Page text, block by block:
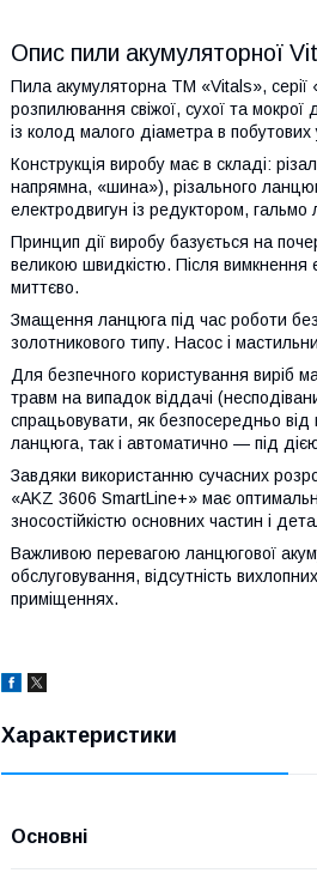
Опис пили акумуляторної
Пила акумуляторна ТМ «Vitals»,
розпилювання свіжої, сухої та мокрої
із колод малого діаметра в побутових
Конструкція виробу має в складі:
напрямна, «шина»), різального
електродвигун із редуктором, гальмо
Принцип дії виробу базується на
великою швидкістю. Після вимкнення
миттєво.
Змащення ланцюга під час роботи
золотникового типу. Насос і
Для безпечного користування виріб
травм на випадок віддачі
спрацьовувати, як безпосередньо
ланцюга, так і автоматично — під
Завдяки використанню сучасних
«AKZ 3606 SmartLine+» має
зносостійкістю основних частин і
Важливою перевагою ланцюгової
обслуговування, відсутність
приміщеннях.
Характеристики
Основні